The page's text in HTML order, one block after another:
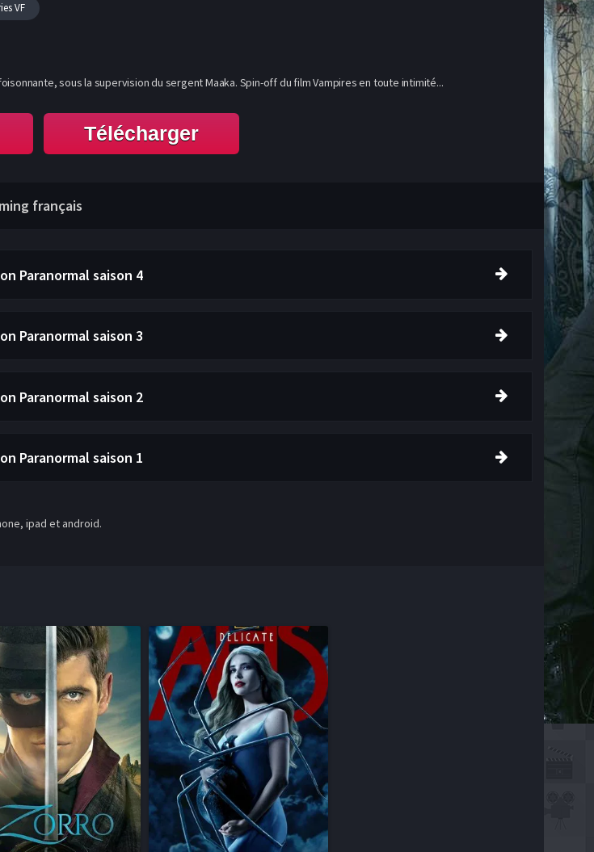
VF
sous la supervision du sergent Maaka. Spin-off du film Vampires en toute intimité...
Télécharger
français
Paranormal saison 4
Paranormal saison 3
Paranormal saison 2
Paranormal saison 1
ipad et android.